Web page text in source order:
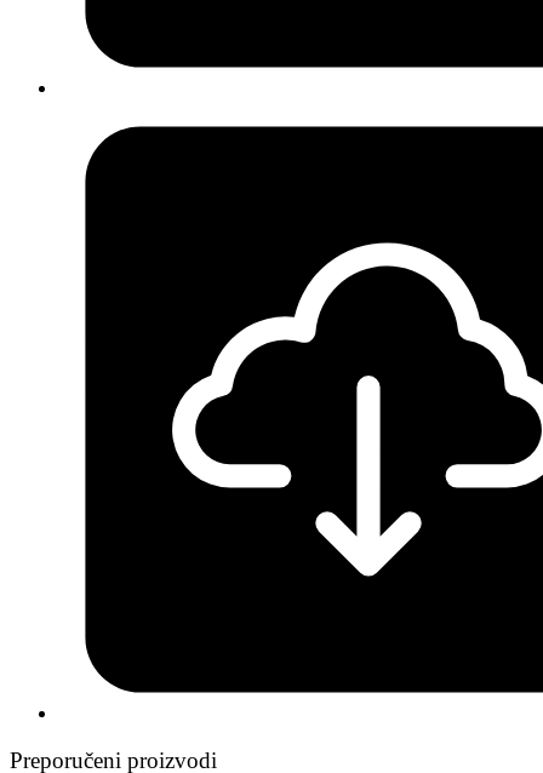
Preporučeni proizvodi